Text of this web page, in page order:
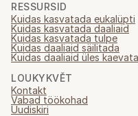
RESSURSID
Kuidas kasvatada eukalüpti
Kuidas kasvatada daaliaid
Kuidas kasvatada tulpe
Kuidas daaliaid säilitada
Kuidas daaliaid üles kaevata
LOUKYKVĚT
Kontakt
Vabad töökohad
Uudiskiri